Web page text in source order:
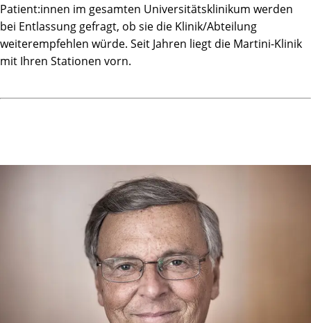
Patient:innen im gesamten Universitätsklinikum werden
bei Entlassung gefragt, ob sie die Klinik/Abteilung
weiterempfehlen würde. Seit Jahren liegt die Martini-Klinik
mit Ihren Stationen vorn.